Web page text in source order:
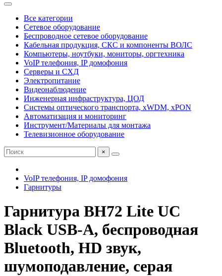
Все категории
Сетевое оборудование
Беспроводное сетевое оборудование
Кабельная продукция, СКС и компоненты ВОЛС
Компьютеры, ноутбуки, мониторы, оргтехника
VoIP телефония, IP домофония
Серверы и СХД
Электропитание
Видеонаблюдение
Инженерная инфраструктура, ЦОД
Системы оптического транспорта, xWDM, xPON
Автоматизация и мониторинг
Инструмент/Материалы для монтажа
Телевизионное оборудование
×
VoIP телефония, IP домофония
Гарнитуры
Гарнитура BH72 Lite UC
Black USB-A, беспроводная
Bluetooth, HD звук,
шумоподавление, серая